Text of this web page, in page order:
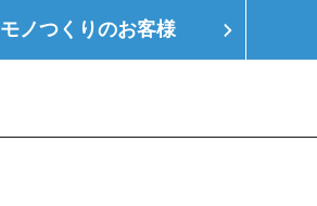
モノつくりのお客様